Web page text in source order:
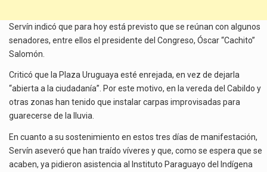
Servín indicó que para hoy está previsto que se reúnan con algunos
senadores, entre ellos el presidente del Congreso, Óscar “Cachito”
Salomón.
Criticó que la Plaza Uruguaya esté enrejada, en vez de dejarla
“abierta a la ciudadanía”. Por este motivo, en la vereda del Cabildo y
otras zonas han tenido que instalar carpas improvisadas para
guarecerse de la lluvia.
En cuanto a su sostenimiento en estos tres días de manifestación,
Servín aseveró que han traído víveres y que, como se espera que se
acaben, ya pidieron asistencia al Instituto Paraguayo del Indígena